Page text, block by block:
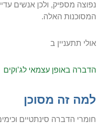
נפוצה מספיק, ולכן אנשים
המסוכנות האלה.
אולי תתעניין ב
הדברה באופן עצמאי לג’וקים
למה זה מסוכן
חומרי הדברה סינתטיים